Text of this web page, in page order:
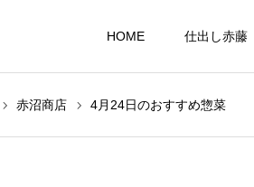
HOME 仕出し赤藤
赤沼商店 4月24日のおすすめ惣菜